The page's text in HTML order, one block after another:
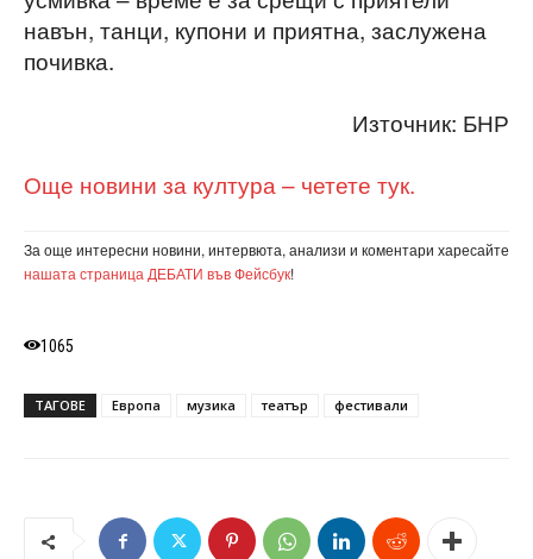
навън, танци, купони и приятна, заслужена
почивка.
Източник: БНР
Още новини за култура – четете тук.
За още интересни новини, интервюта, анализи и коментари харесайте
нашата страница ДЕБАТИ във Фейсбук!
1065
ТАГОВЕ Европа музика театър фестивали